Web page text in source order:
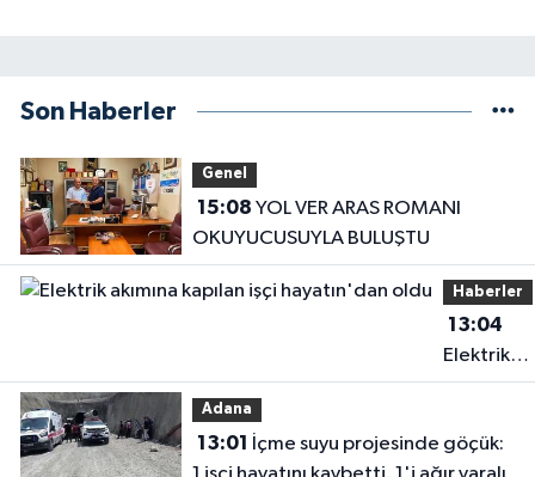
Son Haberler
Genel
15:08
OKUYUCUSUYLA BULUŞTU
Haberler
13:04
Elektrik
akımına
Adana
13:01